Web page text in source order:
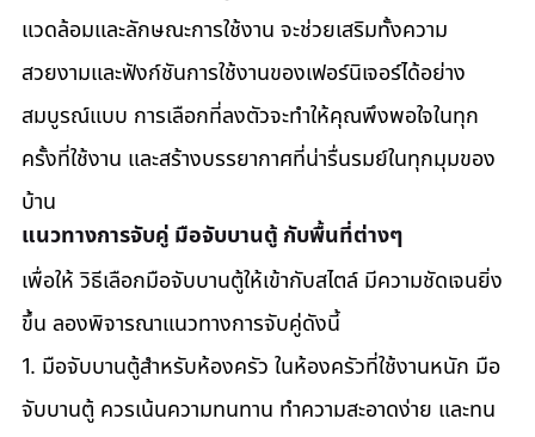
แวดล้อมและลักษณะการใช้งาน จะช่วยเสริมทั้งความ
สวยงามและฟังก์ชันการใช้งานของเฟอร์นิเจอร์ได้อย่าง
สมบูรณ์แบบ การเลือกที่ลงตัวจะทำให้คุณพึงพอใจในทุก
ครั้งที่ใช้งาน และสร้างบรรยากาศที่น่ารื่นรมย์ในทุกมุมของ
บ้าน
แนวทางการจับคู่ มือจับบานตู้ กับพื้นที่ต่างๆ
เพื่อให้ วิธีเลือกมือจับบานตู้ให้เข้ากับสไตล์ มีความชัดเจนยิ่ง
ขึ้น ลองพิจารณาแนวทางการจับคู่ดังนี้
1. มือจับบานตู้สำหรับห้องครัว ในห้องครัวที่ใช้งานหนัก มือ
จับบานตู้ ควรเน้นความทนทาน ทำความสะอาดง่าย และทน